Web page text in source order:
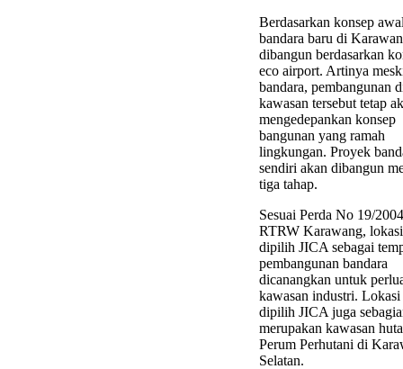
Berdasarkan konsep
bandara baru di
dibangun berdasarkan
eco airport. Artinya
bandara, pembangunan
kawasan tersebut tetap
mengedepankan konsep
bangunan yang ramah
lingkungan. Proyek
sendiri akan dibangun
tiga tahap.
Sesuai Perda No 19/
RTRW Karawang,
dipilih JICA sebagai
pembangunan bandara
dicanangkan untuk
kawasan industri.
dipilih JICA juga
merupakan kawasan
Perum Perhutani di
Selatan.